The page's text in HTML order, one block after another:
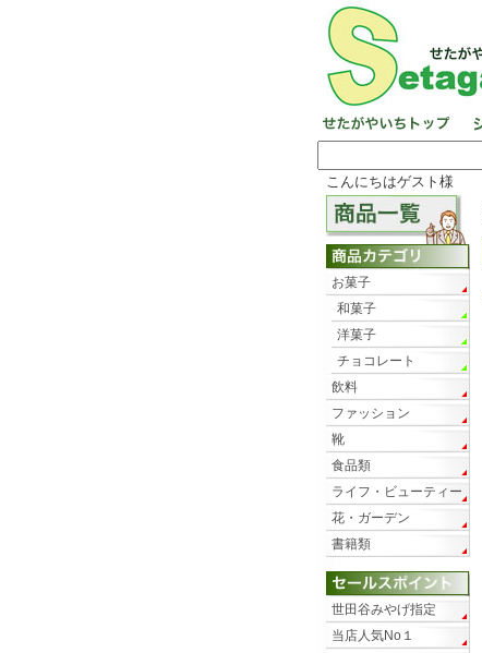
こんにちはゲスト様
お菓子
和菓子
洋菓子
チョコレート
飲料
ファッション
靴
食品類
ライフ・ビューティー
花・ガーデン
書籍類
世田谷みやげ指定
当店人気No１